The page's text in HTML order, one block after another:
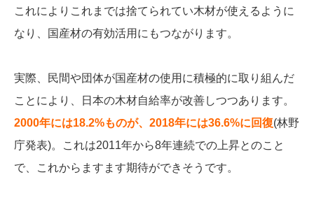
これによりこれまでは捨てられてい木材が使えるように
なり、国産材の有効活用にもつながります。
実際、民間や団体が国産材の使用に積極的に取り組んだ
ことにより、日本の木材自給率が改善しつつあります。
2000年には18.2%ものが、2018年には36.6%に回復(林野
庁発表)。これは2011年から8年連続での上昇とのこと
で、これからますます期待ができそうです。